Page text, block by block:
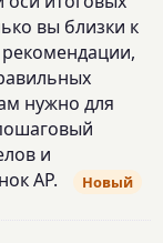
вы близки к
нужно для
и
AP.
Новый